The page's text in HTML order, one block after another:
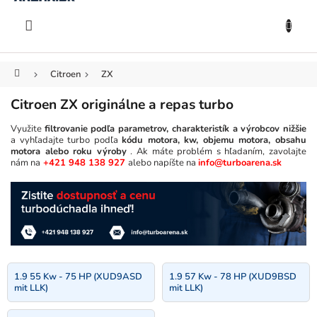
Prejsť
obsah
DomovCitroen ZX
Citroen ZX originálne a repas turbo
Využite filtrovanie podľa parametrov, charakteristík a výrobcov nižšie
a vyhľadajte turbo podľakódu motora, kw, objemu motora, obsahu
motora alebo roku výroby. Ak máte problém s hľadaním, zavolajte
nám na +421 948 138 927 alebo napíšte na info@turboarena.sk
1.9 55 Kw - 75 HP (XUD9ASD
mit LLK)
1.9 57 Kw - 78 HP (XUD9BSD
mit LLK)